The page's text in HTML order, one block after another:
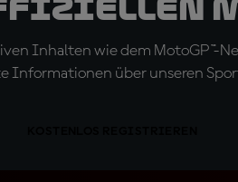
Inhalten wie dem MotoGP™-
Informationen über unseren